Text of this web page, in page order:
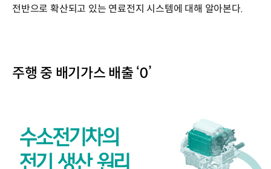
전반으로 확산되고 있는 연료전지 시스템에 대해 알아본다.
주행 중 배기가스 배출 ‘0’